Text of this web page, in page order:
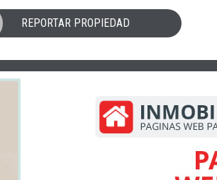
REPORTAR PROPIEDAD